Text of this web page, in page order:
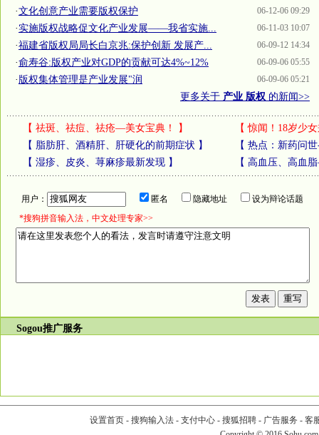
06-12-06 09:29
·文化创意产业需要版权保护
06-11-03 10:07
·实施版权战略促文化产业发展——我省实施...
06-09-12 14:34
·福建省版权局局长白京兆:保护创新 发展产...
06-09-06 05:55
·俞寿谷:版权产业对GDP的贡献可达4%~12%
06-09-06 05:21
·版权集体管理是产业发展"润
更多关于 产业 版权 的新闻>>
【 祛斑、祛痘、祛疮—美女宝典！ 】 【惊闻！18岁少
【 脂肪肝、酒精肝、肝硬化的前期症状 】 【 热点：新药问
【 湿疹、皮炎、荨麻疹最新发现】 【 高血压、高血
用户： 匿名 隐藏地址
设为辩论话题
*搜狗拼音输入法，中文处理专家>>
Sogou推广服务
设置首页- 搜狗输入法- 支付中心- 搜狐招聘- 广告服务 - 客